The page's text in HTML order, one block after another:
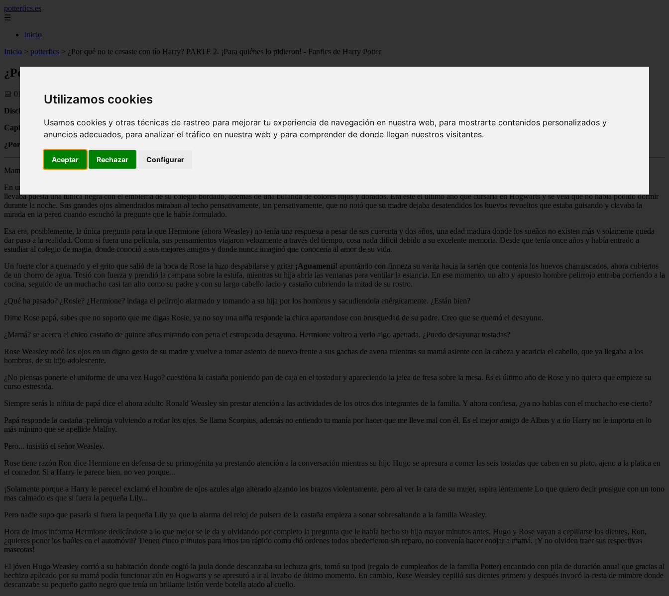
Utilizamos cookies
Usamos cookies y otras técnicas de rastreo para mejorar tu experiencia de navegación en nuestra web, para mostrarte contenidos personalizados y
anuncios adecuados, para analizar el tráfico en nuestra web y para comprender de donde llegan nuestros visitantes.
Aceptar Rechazar Configurar
potterfics.es
☰
Inicio
Inicio > potterfics > ¿Por qué no te casaste con tío Harry? PARTE 2. ¡Para quiénes lo pidieron! - Fanfics de Harry Potter
¿Por qué no te casaste con tío Harry? PARTE 2. ¡Para quiénes lo pidieron! - Fanfics de Harry Potter
📅 01/08/2025
Disclaimer: El mundo de Harry Potter pertenece a JK Rowling, este sencillo one-shot a mi inventiva. Y los comentarios; a ustedes amables lectores.
Capítulo único
¿Porqué no te casaste con tío Harry?
Mamá, ¿Porqué no te casaste con tío Harry?.
En una pequeña casa en Inglaterra, una chica de cabello castaño rojizo se apoyaba sobre la mesa del pequeño comedor mientras revolvía con desgano el tazón con avena que tenía frente a sí. Rose Weasley
llevaba puesta una túnica negra con el emblema de su colegio bordado, además de una bufanda de colores rojos y dorados. Era este el último año que cursaría en Hogwarts y se veía que no había podido dormir
durante la noche. Sus grandes ojos almendrados miraban al techo pensativamente, tan pensativamente, que no notó que su madre dejaba desatendidos los huevos revueltos que estaba guisando y clavaba la
mirada en la pared cuando escuchó la pregunta que le había formulado.
Esa era, posiblemente, la única pregunta para la que Hermione (ahora Weasley) no tenía una respuesta a pesar de sus cuarenta y dos años, una edad madura donde los sueños no existen más y solamente queda
dar paso a la realidad. Como si fuera una película, sus pensamientos viajaron velozmente a través del tiempo, cosa nada dificil debido a su excelente memoria. Desde que tenía once años y había entrado a
estudiar al colegio de magia, donde conoció a sus mejores amigos y donde nunca imaginó que conocería al amor de su vida.
Un fuerte olor a quemado y el grito que salió de la boca de Rose la hizo despabilarse y gritar ¡Aguamenti! apuntándo con firmeza su varita hacia la sartén que contenía los huevos chamuscados, ahora cubiertos
de un chorro de agua. Tosió con fuerza y prendió la campana sobre la estufa, mientras su hija abría las ventanas para ventilar la estancia. En ese momento, un alto y apuesto hombre pelirrojo entraba corriendo a la
cocina, seguido de un muchacho casi tan alto como su padre y con su largo cabello lacio y castaño cubriendo la mitad de su rostro.
¿Qué ha pasado? ¿Rosie? ¿Hermione? indaga el pelirrojo alarmado y tomando a su hija por los hombros y sacudiendola enérgicamente. ¿Están bien?
Dime Rose papá, sabes que no soporto que me digas Rosie, ya no soy una niña responde la chica apartandose con brusquedad de su padre. Creo que se quemó el desayuno.
¿Mamá? se acerca el chico castaño de quince años mirando con pena el estropeado desayuno. Hermione volteo a verlo algo apenada. ¿Puedo desayunar tostadas?
Rose Weasley rodó los ojos en un digno gesto de su madre y vuelve a tomar asiento de nuevo frente a sus gachas de avena mientras su mamá asiente con la cabeza y acaricia el cabello, que ya llegaba a los
hombros, de su hijo adolescente.
¿No piensas ponerte el uniforme de una vez Hugo? cuestiona la castaña poniendo pan de caja en el tostador y apareciendo la jalea de fresa sobre la mesa. Es el último año de Rose y no quiero que empieze su
curso estresada.
Siempre serás la niñita de papá dice el ahora adulto Ronald Weasley sin prestar atención a las actividades de los otros dos integrantes de la familia. Y ahora confiesa, ¿ya no hablas con el muchacho ese cierto?
Papá responde la castaña -pelirroja volviendo a rodar los ojos. Se llama Scorpius, además no entiendo tu manía por hacer que me lleve mal con él. Es el mejor amigo de Albus y a tío Harry no le importa en lo
más mínimo que se apellide Malfoy.
Pero... insistió el señor Weasley.
Rose tiene razón Ron dice Hermione en defensa de su primogénita ya prestando atención a la conversación mientras su hijo Hugo se apresura a comer las seis tostadas que caben en su plato, ajeno a la platica en
el comedor. Si a Harry le parece bien, no veo porque...
¡Solamente porque a Harry le parece! exclamó el hombre de ojos azules algo alterado alzando los brazos violentamente, pero al ver la cara de su mujer, aspira lentamente Lo que quiero decir prosigue con un tono
mas calmado es que si fuera la pequeña Lily...
Pero nadie supo que pasaría si fuera la pequeña Lily ya que la alarma del reloj de pulsera de la castaña empieza a sonar sobresaltando a la familia Weasley.
Hora de irnos informa Hermione dedicándose a lo que mejor se le da y olvidando por completo la pregunta que le había hecho su hija mayor minutos antes. Hugo y Rose vayan a cepillarse los dientes, Ron,
¿quieres poner los baúles en el automóvil? Tienen cinco minutos para irnos tan rápido como dió ordenes todos obedecieron sin reparo, no convenía hacer enojar a mamá. ¡Y no olviden traer sus respectivas
mascotas!
El jóven Hugo Weasley corrió a su habitación donde cogió la jaula donde descanzaba su lechuza gris, tomó su ipod (regalo de cumpleaños de la familia Potter) encantado con pila de duración anual que gracias al
hechizo aplicado por su mamá podía funcionar aún en Hogwarts y se apresuró a ir al lavabo de último momento. En cambio, Rose Weasley cepilló sus dientes primero y después invocó la cesta de mimbre donde
descanzaba su pequeño gatito negro que tenía un brillante listón verde botella atado al cuello.